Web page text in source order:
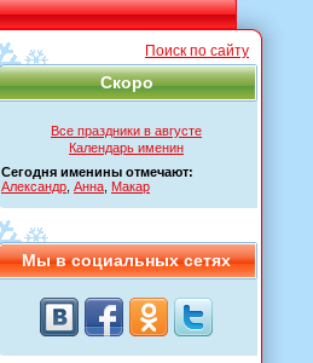
Поиск по сайту
Скоро
Все праздники в августе
Календарь именин
Сегодня именины отмечают:
Александр Анна Макар
Мы в социальных сетях